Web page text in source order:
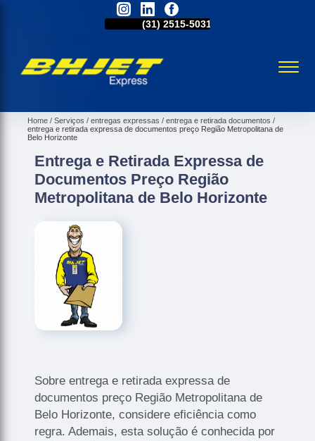
(31)2515-5031
Home Serviços entregas expressas
entrega e retirada documentos
entrega e retirada expressa de documentos preço Região Metropolitana de
Belo Horizonte
Entrega e Retirada Expressa de
Documentos Preço Região
Metropolitana de Belo Horizonte
Sobre entrega e retirada expressa de
documentos preço Região Metropolitana de
Belo Horizonte, considere eficiência como
regra. Ademais, esta solução é conhecida por